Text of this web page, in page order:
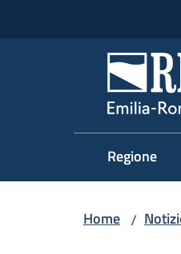
Regione
Home /